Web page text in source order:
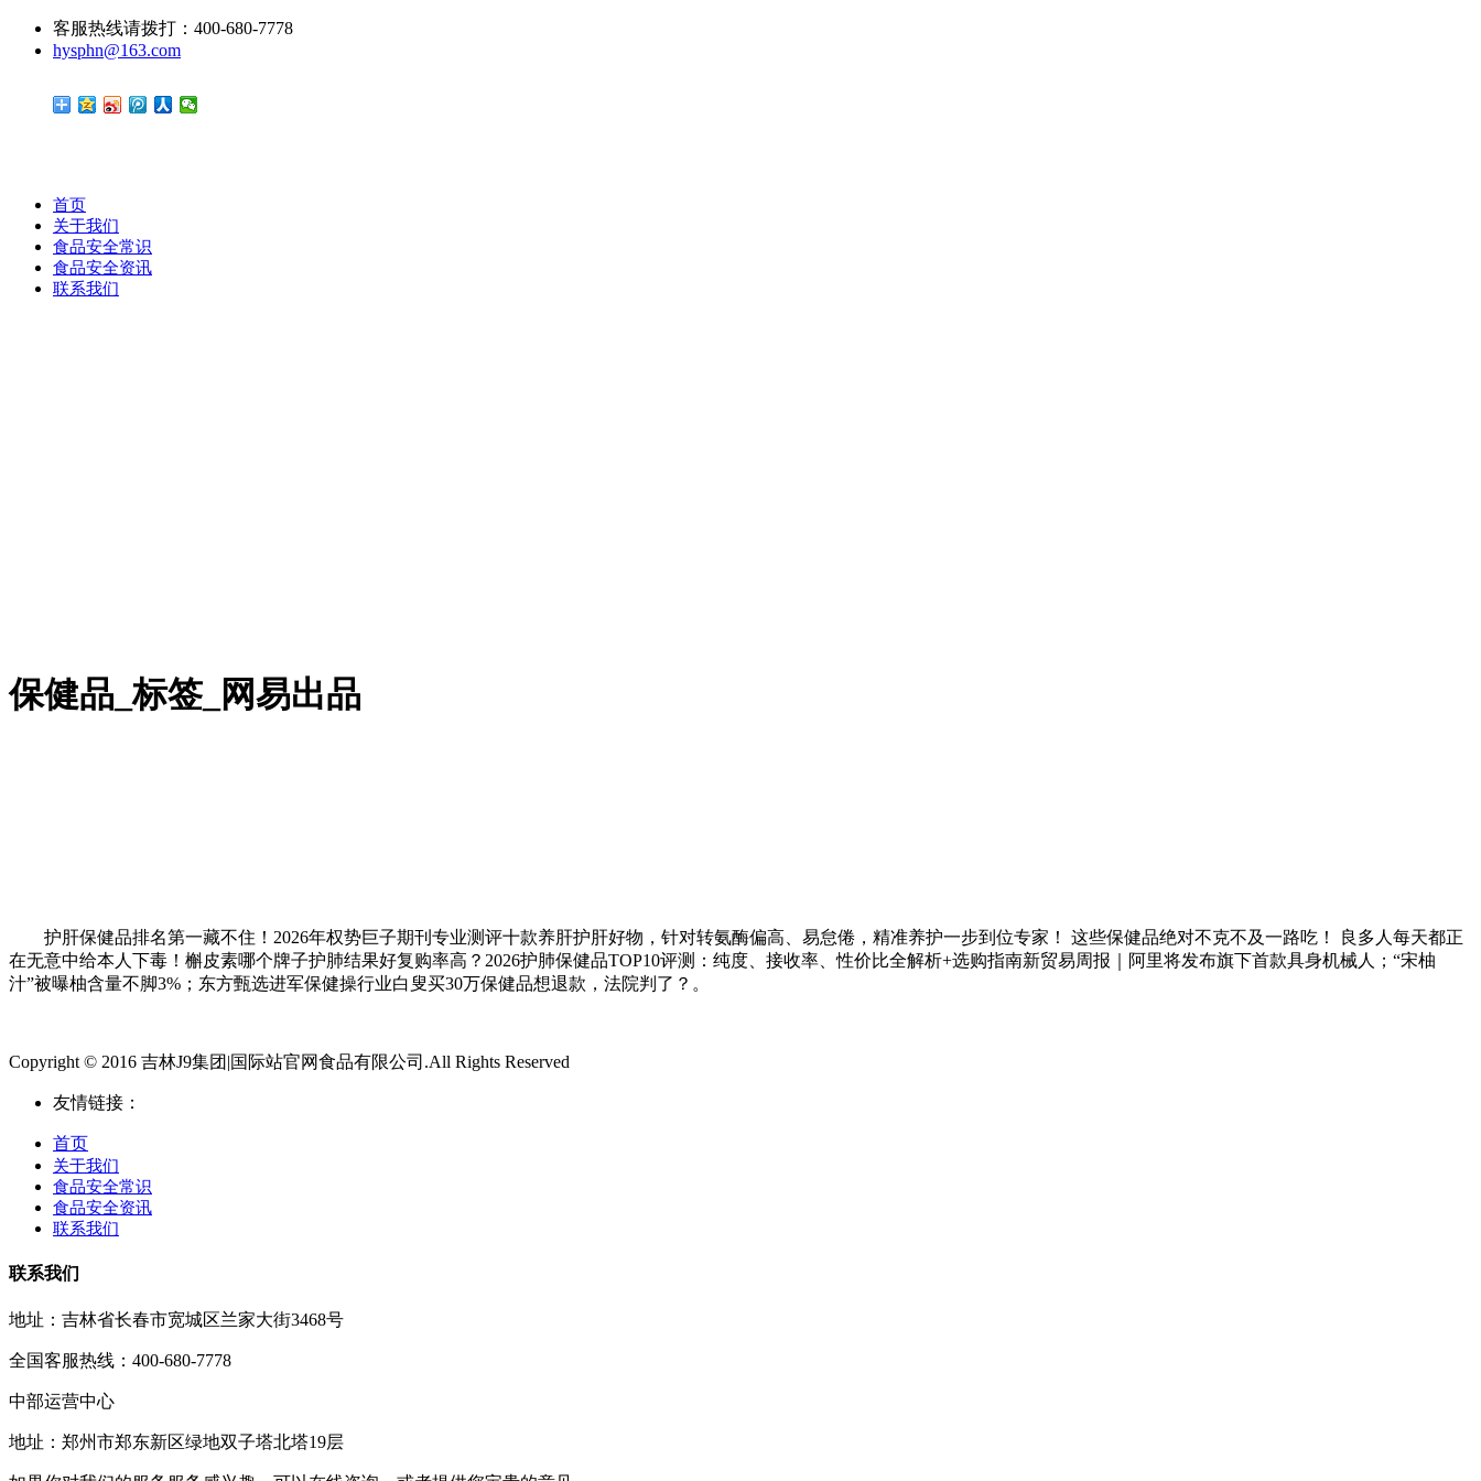
客服热线请拨打：400-680-7778
hysphn@163.com
首页
关于我们
食品安全常识
食品安全资讯
联系我们
保健品_标签_网易出品
护肝保健品排名第一藏不住！2026年权势巨子期刊专业测评十款养肝护肝好物，针对转氨酶偏高、易怠倦，精准养护一步到位专家！ 这些保健品绝对不克不及一路吃！ 良多人每天都正
在无意中给本人下毒！槲皮素哪个牌子护肺结果好复购率高？2026护肺保健品TOP10评测：纯度、接收率、性价比全解析+选购指南新贸易周报｜阿里将发布旗下首款具身机械人；“宋柚
汁”被曝柚含量不脚3%；东方甄选进军保健操行业白叟买30万保健品想退款，法院判了？。
Copyright © 2016 吉林J9集团|国际站官网食品有限公司.All Rights Reserved
友情链接：
首页
关于我们
食品安全常识
食品安全资讯
联系我们
联系我们
地址：吉林省长春市宽城区兰家大街3468号
全国客服热线：400-680-7778
中部运营中心
地址：郑州市郑东新区绿地双子塔北塔19层